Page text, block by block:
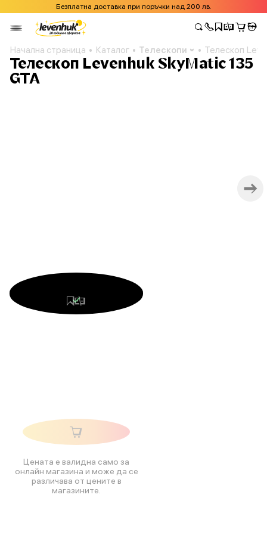
Безплатна доставка при поръчки над 200 лв.
Начална страница Каталог Телескопи Телескоп
Телескоп Levenhuk SkyMatic 135
GTA
Цената е валидна само за
онлайн магазина и може да се
различава от цените в
магазините.